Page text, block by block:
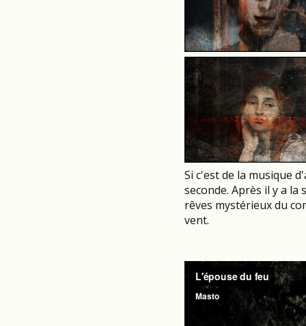
Si c'est de la musique
seconde. Après il y a
rêves mystérieux du
vent.